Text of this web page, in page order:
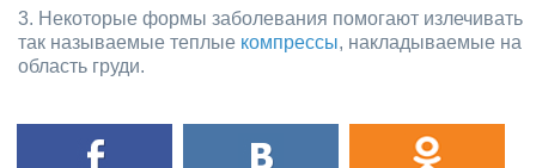
Некоторые формы заболевания помогают излечивать
так называемые теплые компрессы, накладываемые на
область груди.